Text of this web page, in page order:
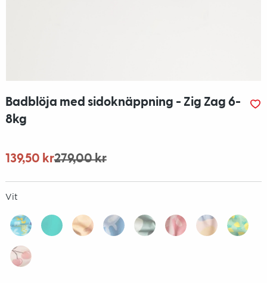
Badblöja med sidoknäppning - Zig Zag 6-
8kg
139,50 kr279,00 kr
Vit